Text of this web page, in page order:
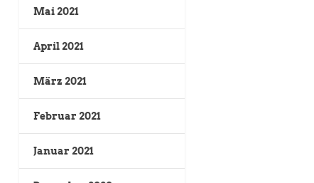
Mai 2021
April 2021
März 2021
Februar 2021
Januar 2021